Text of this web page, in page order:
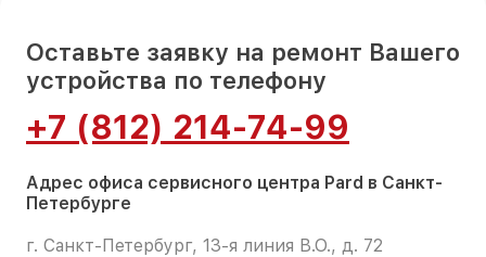
Оставьте заявку на ремонт Вашего
устройства по телефону
+7 (812) 214-74-99
Адрес офиса сервисного центра Pard в Санкт-
Петербурге
г. Санкт-Петербург, 13-я линия В.О., д. 72